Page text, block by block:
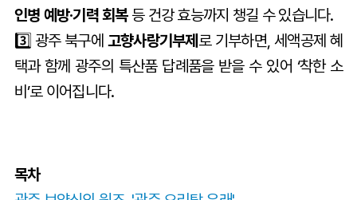
인병 예방·기력 회복등 건강 효능까지 챙길 수 있습니다.
3️⃣ 광주 북구에 고향사랑기부제 로 기부하면, 세액공제 혜
택과 함께 광주의 특산품 답례품을 받을 수 있어 ‘착한 소
비’로 이어집니다.
목차